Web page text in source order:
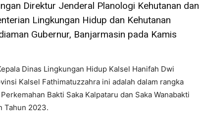
Direktur Jenderal Planologi Kehutanan dan
Lingkungan Hidup dan Kehutanan
Gubernur, Banjarmasin pada Kamis
Dinas Lingkungan Hidup Kalsel Hanifah Dwi
Kalsel Fathimatuzzahra ini adalah dalam rangka
Bakti Saka Kalpataru dan Saka Wanabakti
Tahun 2023.